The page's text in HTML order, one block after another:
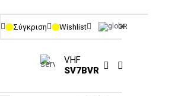
Σύγκριση Wishlist GR
VHF
SV7BVR